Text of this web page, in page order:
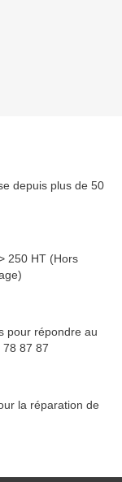
depuis plus de 50
250 HT (Hors
pour répondre au
78 87 87
la réparation de